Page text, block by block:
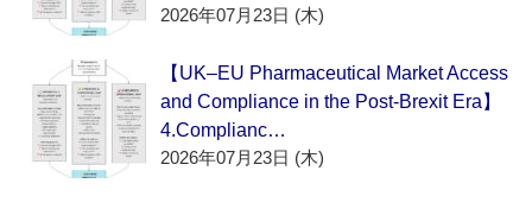
2026年07月23日 (木)
【UK–EU Pharmaceutical Market Access
and Compliance in the Post-Brexit Era】
4.Complianc…
2026年07月23日 (木)